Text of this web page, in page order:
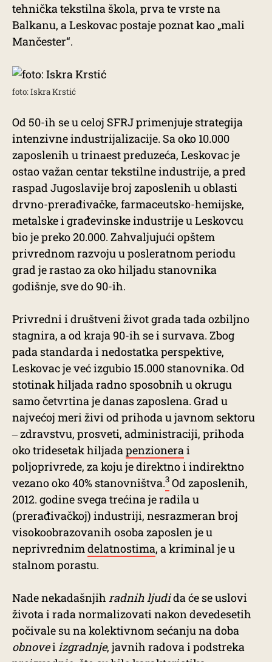
tehnička tekstilna škola, prva te vrste na
Balkanu, a Leskovac postaje poznat kao „mali
Mančester“.
foto: Iskra Krstić
Od 50-ih se u celoj SFRJ primenjuje strategija
intenzivne industrijalizacije. Sa oko 10.000
zaposlenih u trinaest preduzeća, Leskovac je
ostao važan centar tekstilne industrije, a pred
raspad Jugoslavije broj zaposlenih u oblasti
drvno-prerađivačke, farmaceutsko-hemijske,
metalske i građevinske industrije u Leskovcu
bio je preko 20.000. Zahvaljujući opštem
privrednom razvoju u posleratnom periodu
grad je rastao za oko hiljadu stanovnika
godišnje, sve do 90-ih.
Privredni i društveni život grada tada ozbiljno
stagnira, a od kraja 90-ih se i survava. Zbog
pada standarda i nedostatka perspektive,
Leskovac je već izgubio 15.000 stanovnika. Od
stotinak hiljada radno sposobnih u okrugu
samo četvrtina je danas zaposlena. Grad u
najvećoj meri živi od prihoda u javnom sektoru
‒ zdravstvu, prosveti, administraciji, prihoda
oko tridesetak hiljada penzionera i
poljoprivrede, za koju je direktno i indirektno
vezano oko 40% stanovništva.3 Od zaposlenih,
2012. godine svega trećina je radila u
(prerađivačkoj) industriji, nesrazmeran broj
visokoobrazovanih osoba zaposlen je u
neprivrednimdelatnostima, a kriminal je u
stalnom porastu.
Nade nekadašnjih radnih ljudida će se uslovi
života i rada normalizovati nakon devedesetih
počivale su na kolektivnom sećanju na doba
obnovei izgradnje, javnih radova i podstreka